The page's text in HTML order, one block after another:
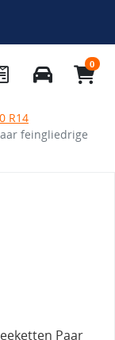
0
R14
feingliedrige